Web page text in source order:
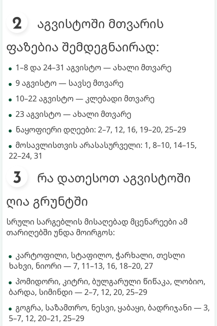
აგვისტოში მთვარის
ფაზებია შემდეგნაირად:
1–8 და 24–31 აგვისტო — ახალი მთვარე
9 აგვისტო — სავსე მთვარე
10–22 აგვისტო — კლებადი მთვარე
23 აგვისტო — ახალი მთვარე
ნაყოფიერი დღეები: 2–7, 12, 16, 19–20, 25–29
მოსავლისთვის არასასურველი: 1, 8–10, 14–15,
22–24, 31
რა დათესოთ აგვისტოში
ღია გრუნტში
სრული სარგებლის მისაღებად მცენარეები ამ
თარიღებში უნდა მოირგოს:
კარტოფილი, სტაფილო, ჭარხალი, თესლი
ხახვი, ნიორი — 7, 11–13, 16, 18–20, 27
პომიდორი, კიტრი, ბულგარული წიწაკა, ლობიო,
ბარდა, სიმინდი — 2–7, 12, 20, 25–29
გოგრა, საზამთრო, ნესვი, ყაბაყი, ბადრიჯანი — 3,
5–7, 12, 20–21, 25–29